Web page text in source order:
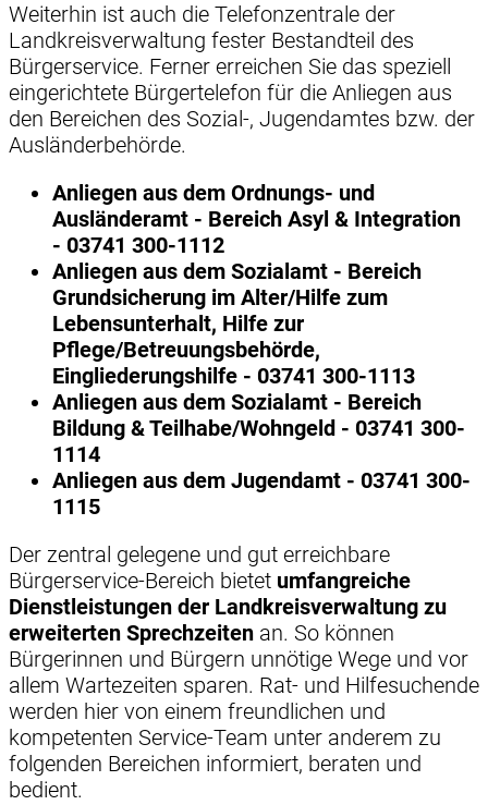
Weiterhin ist auch die Telefonzentrale der
Landkreisverwaltung fester Bestandteil des
Bürgerservice. Ferner erreichen Sie das speziell
eingerichtete Bürgertelefon für die Anliegen aus
den Bereichen des Sozial-, Jugendamtes bzw. der
Ausländerbehörde.
Anliegen aus dem Ordnungs- und
Ausländeramt - Bereich Asyl & Integration
- 03741 300-1112
Anliegen aus dem Sozialamt - Bereich
Grundsicherung im Alter/Hilfe zum
Lebensunterhalt, Hilfe zur
Pflege/Betreuungsbehörde,
Eingliederungshilfe - 03741 300-1113
Anliegen aus dem Sozialamt - Bereich
Bildung & Teilhabe/Wohngeld - 03741 300-
1114
Anliegen aus dem Jugendamt - 03741 300-
1115
Der zentral gelegene und gut erreichbare
Bürgerservice-Bereich bietet umfangreiche
Dienstleistungen der Landkreisverwaltung zu
erweiterten Sprechzeiten an. So können
Bürgerinnen und Bürgern unnötige Wege und vor
allem Wartezeiten sparen. Rat- und Hilfesuchende
werden hier von einem freundlichen und
kompetenten Service-Team unter anderem zu
folgenden Bereichen informiert, beraten und
bedient.